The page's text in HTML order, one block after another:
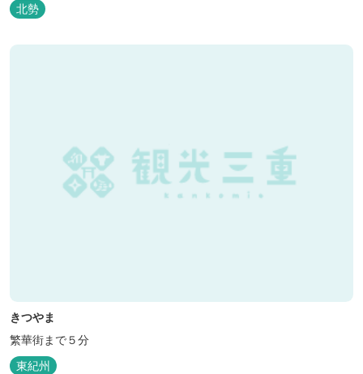
北勢
きつやま
繁華街まで５分
東紀州